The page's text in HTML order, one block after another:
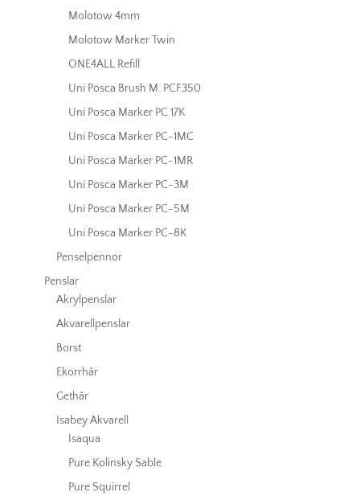
Molotow 4mm
Molotow Marker Twin
ONE4ALL Refill
Uni Posca Brush M. PCF350
Uni Posca Marker PC 17K
Uni Posca Marker PC-1MC
Uni Posca Marker PC-1MR
Uni Posca Marker PC-3M
Uni Posca Marker PC-5M
Uni Posca Marker PC-8K
Penselpennor
Penslar
Akrylpenslar
Akvarellpenslar
Borst
Ekorrhår
Gethår
Isabey Akvarell
Isaqua
Pure Kolinsky Sable
Pure Squirrel